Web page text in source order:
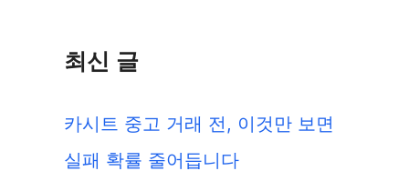
최신 글
카시트 중고 거래 전, 이것만 보면
실패 확률 줄어듭니다